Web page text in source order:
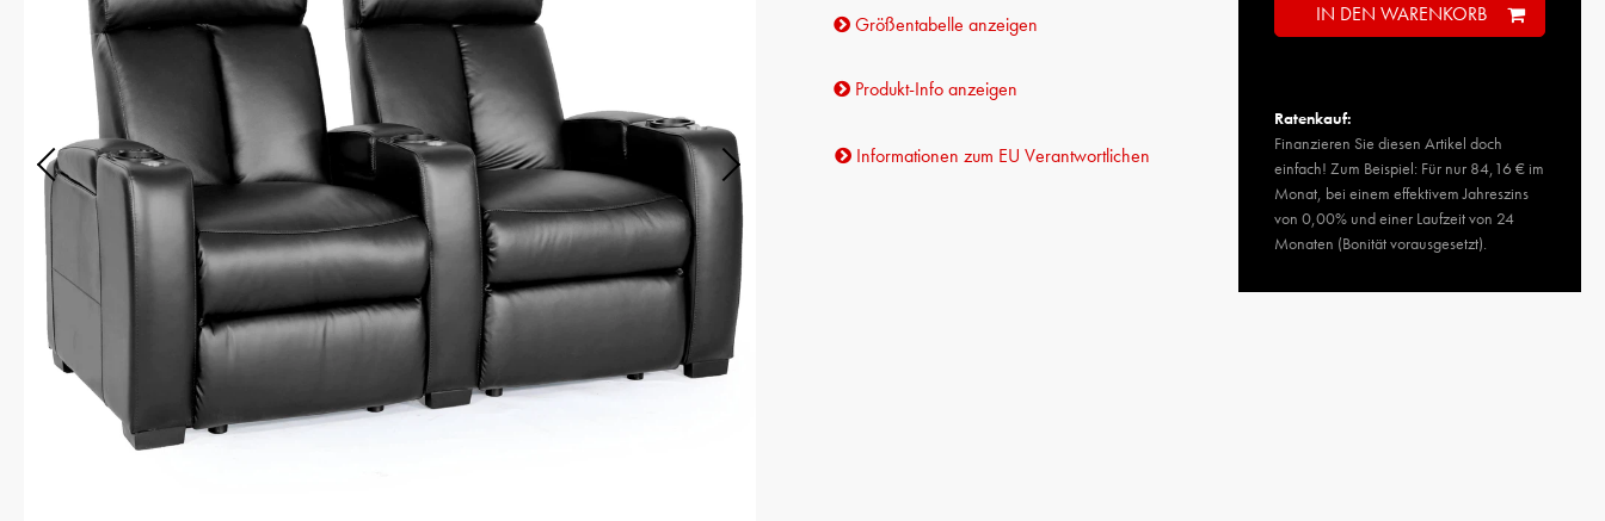
Größentabelle anzeigen
Produkt-Info anzeigen
Informationen zum EU Verantwortlichen
IN DEN WARENKORB
Ratenkauf:
Finanzieren Sie diesen Artikel doch
einfach! Zum Beispiel: Für nur 84,16 € im
Monat, bei einem effektivem Jahreszins
von 0,00% und einer Laufzeit von 24
Monaten (Bonität vorausgesetzt).